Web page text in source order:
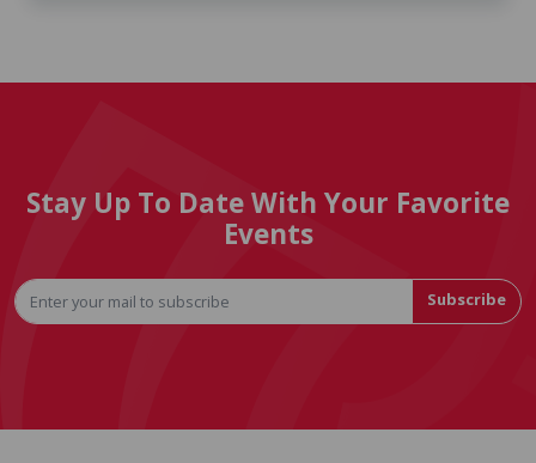
Stay Up To Date With Your Favorite
Events
Subscribe